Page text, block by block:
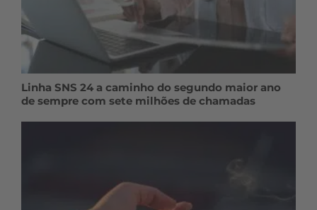
Linha SNS 24 a caminho do segundo maior ano
de sempre com sete milhões de chamadas